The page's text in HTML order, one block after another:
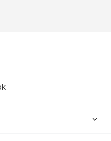
변 위주로 문장을 암기하자.
외하고는 영어 실력이 조금 모자
다. 특히 영어 업무가 주가 아닌
어실력 보다도 자신감과 성실히